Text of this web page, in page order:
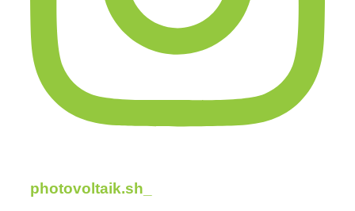
photovoltaik.sh_